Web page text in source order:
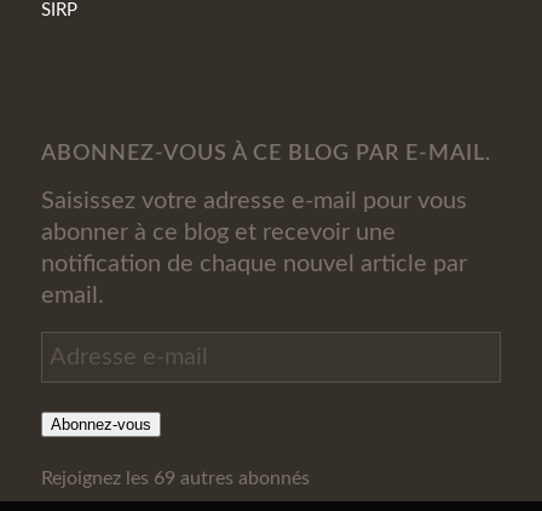
SIRP
ABONNEZ-VOUS À CE BLOG PAR E-MAIL.
Saisissez votre adresse e-mail pour vous
abonner à ce blog et recevoir une
notification de chaque nouvel article par
email.
Adresse
e-
mail
Abonnez-vous
Rejoignez les 69 autres abonnés